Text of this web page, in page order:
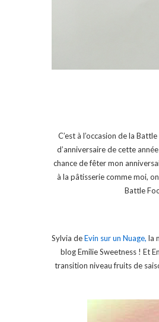
C’est à l’occasion de la
d’anniversaire de cette
chance de fêter mon
à la pâtisserie comme moi,
Battle
Sylvia deEvin sur un Nuage, la
blog Emilie Sweetness ! Et
transition niveau fruits de